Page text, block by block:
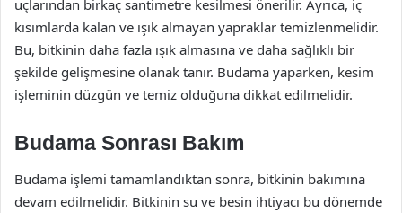
uçlarından birkaç santimetre kesilmesi önerilir. Ayrıca, iç
kısımlarda kalan ve ışık almayan yapraklar temizlenmelidir.
Bu, bitkinin daha fazla ışık almasına ve daha sağlıklı bir
şekilde gelişmesine olanak tanır. Budama yaparken, kesim
işleminin düzgün ve temiz olduğuna dikkat edilmelidir.
Budama Sonrası Bakım
Budama işlemi tamamlandıktan sonra, bitkinin bakımına
devam edilmelidir. Bitkinin su ve besin ihtiyacı bu dönemde